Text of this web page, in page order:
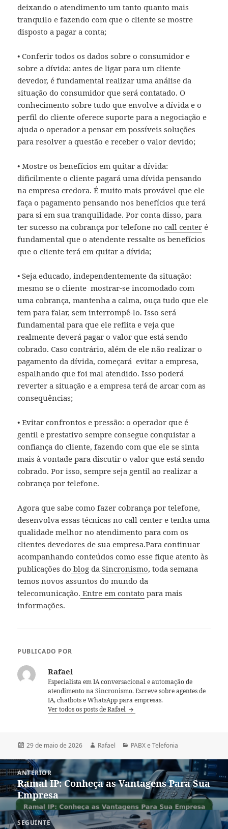
deixando o atendimento um tanto quanto mais
tranquilo e fazendo com que o cliente se mostre
disposto a pagar a conta;
• Conferir todos os dados sobre o consumidor e
sobre a dívida: antes de ligar para um cliente
devedor, é fundamental realizar uma análise da
situação do consumidor que será contatado. O
conhecimento sobre tudo que envolve a dívida e o
perfil do cliente oferece suporte para a negociação e
ajuda o operador a pensar em possíveis soluções
para resolver a questão e receber o valor devido;
• Mostre os benefícios em quitar a dívida:
dificilmente o cliente pagará uma dívida pensando
na empresa credora. É muito mais provável que ele
faça o pagamento pensando nos benefícios que terá
para si em sua tranquilidade. Por conta disso, para
ter sucesso na cobrança por telefone nocall center é
fundamental que o atendente ressalte os benefícios
que o cliente terá em quitar a dívida;
• Seja educado, independentemente da situação:
mesmo se o cliente mostrar-se incomodado com
uma cobrança, mantenha a calma, ouça tudo que ele
tem para falar, sem interrompê-lo. Isso será
fundamental para que ele reflita e veja que
realmente deverá pagar o valor que está sendo
cobrado. Caso contrário, além de ele não realizar o
pagamento da dívida, começará evitar a empresa,
espalhando que foi mal atendido. Isso poderá
reverter a situação e a empresa terá de arcar com as
consequências;
• Evitar confrontos e pressão: o operador que é
gentil e prestativo sempre consegue conquistar a
confiança do cliente, fazendo com que ele se sinta
mais à vontade para discutir o valor que está sendo
cobrado. Por isso, sempre seja gentil ao realizar a
cobrança por telefone.
Agora que sabe como fazer cobrança por telefone,
desenvolva essas técnicas no call center e tenha uma
qualidade melhor no atendimento para com os
clientes devedores de sua empresa.Para continuar
acompanhando conteúdos como esse fique atento às
publicações do blog da Sincronismo, toda semana
temos novos assuntos do mundo da
telecomunicação. Entre em contato para mais
informações.
PUBLICADO POR
Rafael
Especialista em IA conversacional e automação de
atendimento na Sincronismo. Escreve sobre agentes de
IA, chatbots e WhatsApp para empresas.
Ver todos os posts de Rafael
Publicado
29 de maio de 2026 Autor
Rafael Categorias
PABX e Telefonia
Navegação
de
Post
ANTERIOR
Post
anterior:
Ramal IP: Conheça as Vantagens Para Sua
Empresa
SEGUINTE